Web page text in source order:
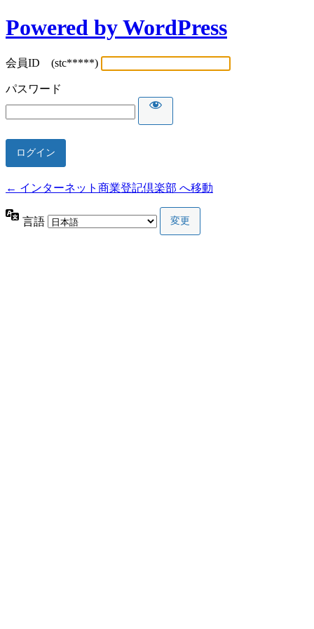
Powered by WordPress
会員ID (stc*****)
パスワード
← インターネット商業登記倶楽部 へ移動
言語